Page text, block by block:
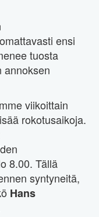
ensi
tuosta
annoksen
viikoittain
rokotusaikoja.
8.00. Tällä
syntyneitä,
Hans